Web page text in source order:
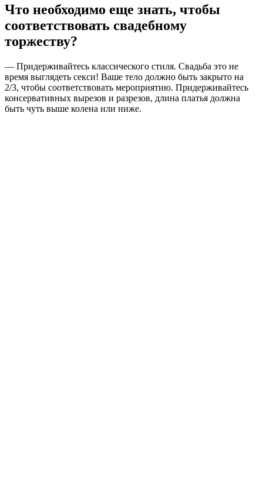
Что необходимо еще знать, чтобы
соответствовать свадебному
торжеству?
— Придерживайтесь классического стиля. Свадьба это не
время выглядеть секси! Ваше тело должно быть закрыто на
2/3, чтобы соответствовать мероприятию. Придерживайтесь
консервативных вырезов и разрезов, длина платья должна
быть чуть выше колена или ниже.